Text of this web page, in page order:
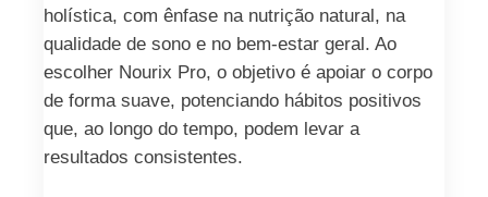
holística, com ênfase na nutrição natural, na
qualidade de sono e no bem-estar geral. Ao
escolher Nourix Pro, o objetivo é apoiar o corpo
de forma suave, potenciando hábitos positivos
que, ao longo do tempo, podem levar a
resultados consistentes.